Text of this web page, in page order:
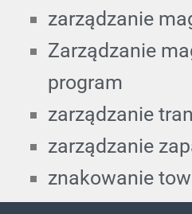
zarządzanie
Zarządzanie
program
zarządzanie
zarządzanie
znakowanie